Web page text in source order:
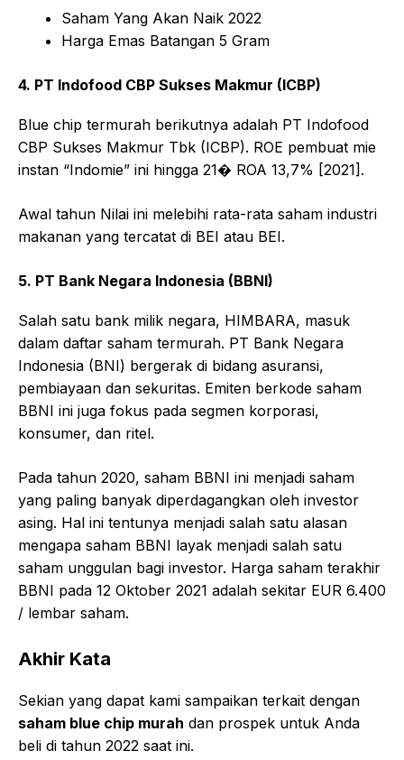
Saham Yang Akan Naik 2022
Harga Emas Batangan 5 Gram
4. PT Indofood CBP Sukses Makmur (ICBP)
Blue chip termurah berikutnya adalah PT Indofood
CBP Sukses Makmur Tbk (ICBP). ROE pembuat mie
instan “Indomie” ini hingga 21� ROA 13,7% [2021].
Awal tahun Nilai ini melebihi rata-rata saham industri
makanan yang tercatat di BEI atau BEI.
5. PT Bank Negara Indonesia (BBNI)
Salah satu bank milik negara, HIMBARA, masuk
dalam daftar saham termurah. PT Bank Negara
Indonesia (BNI) bergerak di bidang asuransi,
pembiayaan dan sekuritas. Emiten berkode saham
BBNI ini juga fokus pada segmen korporasi,
konsumer, dan ritel.
Pada tahun 2020, saham BBNI ini menjadi saham
yang paling banyak diperdagangkan oleh investor
asing. Hal ini tentunya menjadi salah satu alasan
mengapa saham BBNI layak menjadi salah satu
saham unggulan bagi investor. Harga saham terakhir
BBNI pada 12 Oktober 2021 adalah sekitar EUR 6.400
/ lembar saham.
Akhir Kata
Sekian yang dapat kami sampaikan terkait dengan
saham blue chip murah dan prospek untuk Anda
beli di tahun 2022 saat ini.